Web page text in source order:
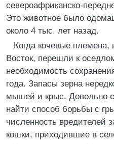
североафриканско-
Это животное было
около 4 тыс. лет назад.
Когда кочевые
Восток, перешли к
необходимость
года. Запасы зерна
мышей и крыс. Довольно
найти способ борьбы с
численность вредителей
кошки, приходившие в